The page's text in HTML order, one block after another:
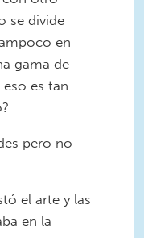
se divide
en
gama de
es tan
pero no
el arte y las
en la